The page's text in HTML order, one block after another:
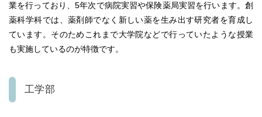
業を行っており、5年次で病院実習や保険薬局実習を行います。 創
薬科学科では、薬剤師でなく新しい薬を生み出す研究者を育成し
ています。そのためこれまで大学院などで行っていたような授業
も実施しているのが特徴です。
工学部